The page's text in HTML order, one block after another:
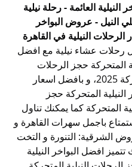
النيلية العائمة - رحلة نيلية
النيل - عروض البواخر
الرحلات النيلية في القاهرة
رحلات عشاء نيلية مع افضل
المتحركة حجز الرحلات
النيلية المتحركة 2025، و بافضل اسعار
المتحركة حجز
المتحركة كما يمكنك تناول
باجمل سهرات القاهرة و
الشرقية: التنورة و التخت
افضل البواخر النيلية